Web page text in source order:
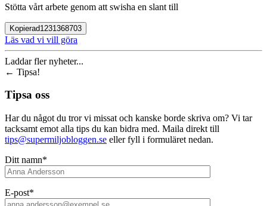
Stötta vårt arbete genom att swisha en slant till
Kopierad1231368703
Läs vad vi vill göra
Laddar fler nyheter...
← Tipsa!
Tipsa oss
Har du något du tror vi missat och kanske borde skriva om? Vi tar
tacksamt emot alla tips du kan bidra med. Maila direkt till
tips@supermiljobloggen.se eller fyll i formuläret nedan.
Ditt namn*
E-post*